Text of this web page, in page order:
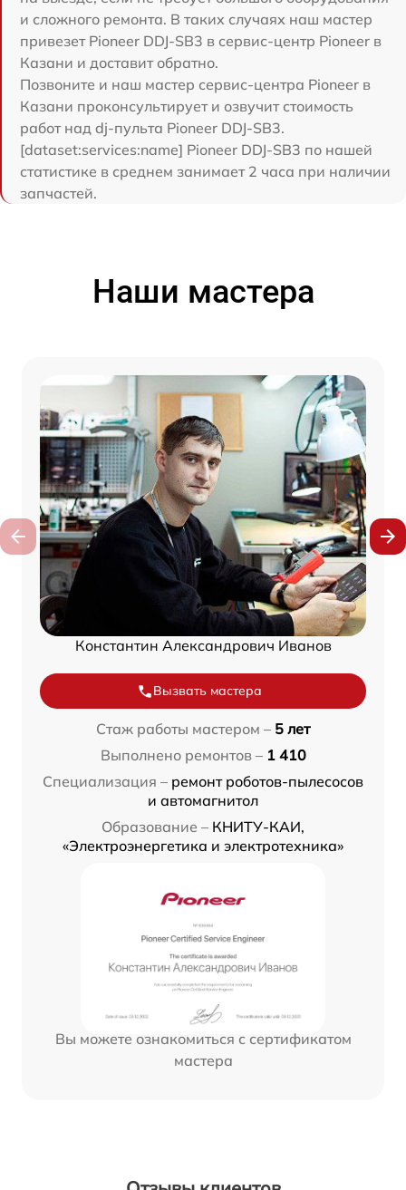
и сложного ремонта. В таких случаях наш мастер
привезет Pioneer DDJ-SB3 в сервис-центр Pioneer в
Казани и доставит обратно.
Позвоните и наш мастер сервис-центра Pioneer в
Казани проконсультирует и озвучит стоимость
работ над dj-пульта Pioneer DDJ-SB3.
[dataset:services:name] Pioneer DDJ-SB3 по нашей
статистике в среднем занимает 2 часа при наличии
запчастей.
Наши мастера
Константин Александрович Иванов
Вызвать мастера
Стаж работы мастером – 5 лет
Выполнено ремонтов – 1 410
Специализация – ремонт роботов-пылесосов
и автомагнитол
Образование – КНИТУ-КАИ,
«Электроэнергетика и электротехника»
Вы можете ознакомиться с сертификатом
мастера